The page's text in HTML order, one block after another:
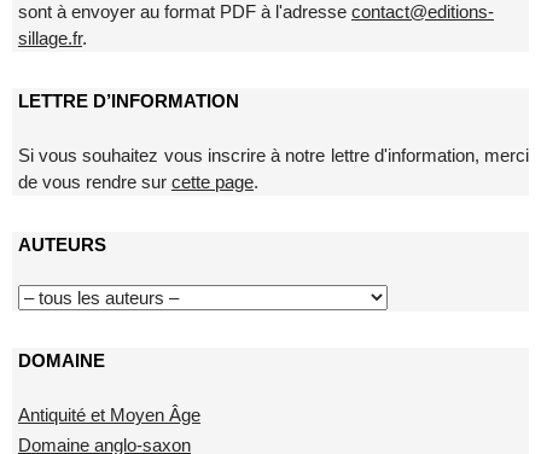
sont à envoyer au format PDF à l'adresse contact@editions-
sillage.fr.
LETTRE D’INFORMATION
Si vous souhaitez vous inscrire à notre lettre d'information, merci
de vous rendre sur cette page.
AUTEURS
DOMAINE
Antiquité et Moyen Âge
Domaine anglo-saxon